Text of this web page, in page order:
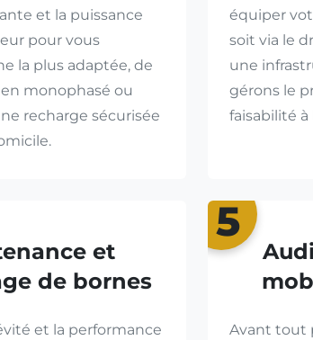
et la puissance
pour vous
la plus adaptée, de
en monophasé ou
recharge sécurisée
équiper
soit via le
une
gérons le
faisabilité à
et
de bornes
et la performance
5
Avant tout